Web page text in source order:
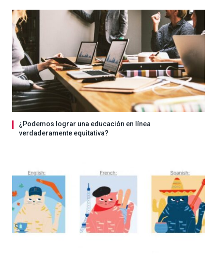
¿Podemos lograr una educación en línea
verdaderamente equitativa?